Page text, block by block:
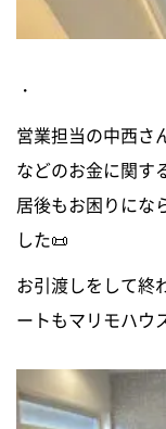
・
営業担当の中西さ
などのお金に関す
居後もお困りにな
した📜
お引渡しをして終
ートもマリモハウ